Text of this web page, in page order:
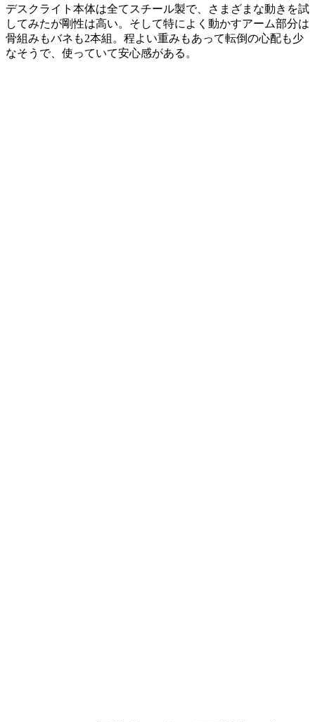
デスクライト本体は全てスチール製で、さまざまな動きを試
してみたが剛性は高い。そして特によく動かすアーム部分は
骨組みもバネも2本組。程よい重みもあって転倒の心配も少
なそうで、使っていて安心感がある。